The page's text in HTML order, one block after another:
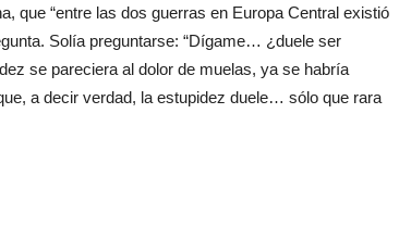
que “entre las dos guerras en Europa Central existió
Solía preguntarse: “Dígame… ¿duele ser
se pareciera al dolor de muelas, ya se habría
a decir verdad, la estupidez duele… sólo que rara